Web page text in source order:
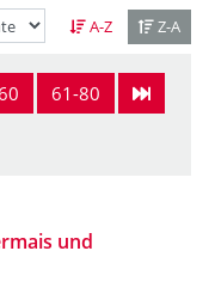
A-Z Z-A
61-80
und